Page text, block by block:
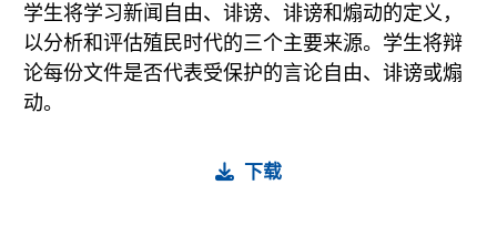
学生将学习新闻自由、诽谤、诽谤和煽动的定义，
以分析和评估殖民时代的三个主要来源。学生将辩
论每份文件是否代表受保护的言论自由、诽谤或煽
动。
下载